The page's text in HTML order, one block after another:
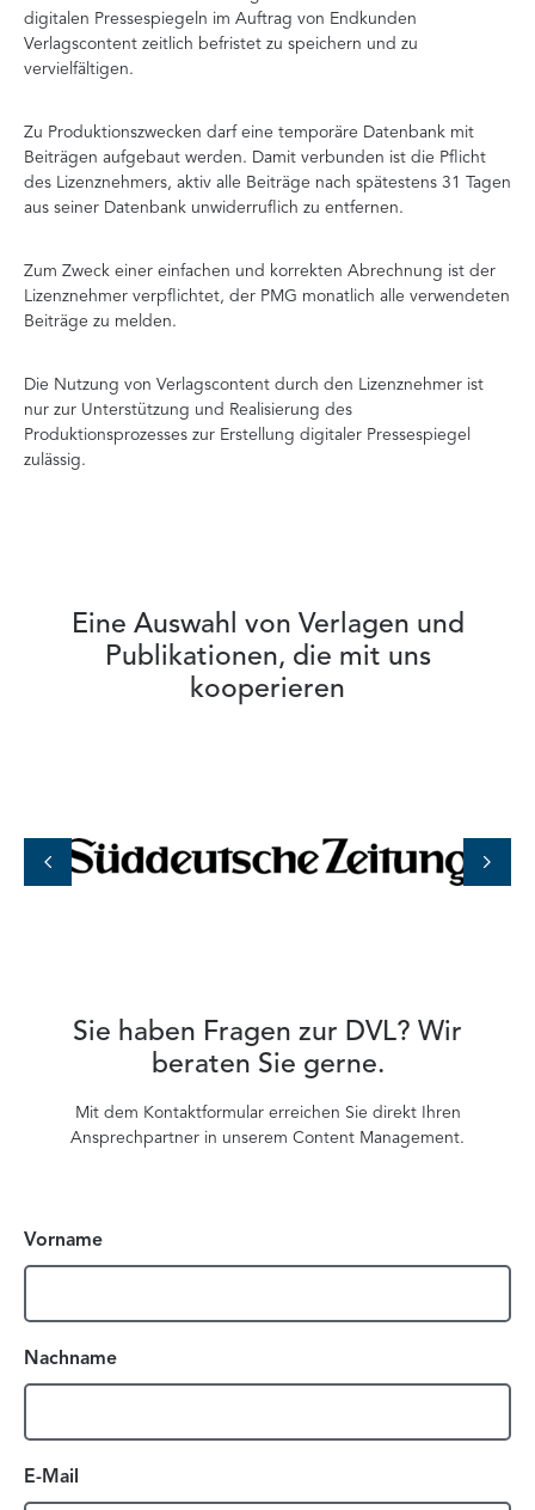
digitalen Pressespiegeln im Auftrag von Endkunden
Verlagscontent zeitlich befristet zu speichern und zu
vervielfältigen.
Zu Produktionszwecken darf eine temporäre Datenbank mit
Beiträgen aufgebaut werden. Damit verbunden ist die Pflicht
des Lizenznehmers, aktiv alle Beiträge nach spätestens 31 Tagen
aus seiner Datenbank unwiderruflich zu entfernen.
Zum Zweck einer einfachen und korrekten Abrechnung ist der
Lizenznehmer verpflichtet, der PMG monatlich alle verwendeten
Beiträge zu melden.
Die Nutzung von Verlagscontent durch den Lizenznehmer ist
nur zur Unterstützung und Realisierung des
Produktionsprozesses zur Erstellung digitaler Pressespiegel
zulässig.
Eine Auswahl von Verlagen und
Publikationen, die mit uns
kooperieren
Previous
Sie haben Fragen zur DVL? Wir
beraten Sie gerne.
Mit dem Kontaktformular erreichen Sie direkt Ihren
Ansprechpartner in unserem Content Management.
Vorname
Nachname
E-Mail